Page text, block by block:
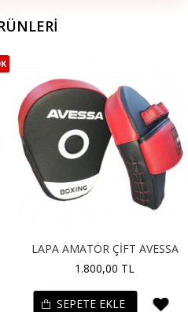
LAPA AMATÖR ÇİFT AVESSA
1.800,00 TL
SEPETE EKLE